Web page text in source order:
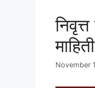
November